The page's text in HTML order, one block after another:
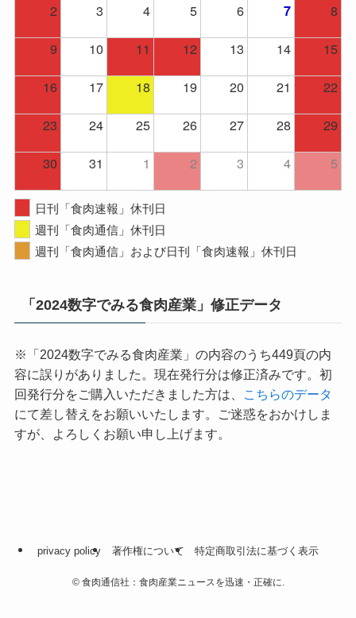
2
3 4 5 6 7
8
9
10 11 12 13 14
15
16
17 18 19 20 21
22
23
24 25 26 27 28
29
30
31 1 2 3 4 5
日刊「食肉速報」休刊日
週刊「食肉通信」休刊日
週刊「食肉通信」および日刊「食肉速報」休刊日
「2024数字でみる食肉産業」修正データ
※「2024数字でみる食肉産業」の内容のうち449頁の内
容に誤りがありました。現在発行分は修正済みです。初
回発行分をご購入いただきました方は、
こちらのデータ
にて差し替えをお願いいたします。ご迷惑をおかけしま
すが、よろしくお願い申し上げます。
privacy policy 著作権について 特定商取引法に基づく表示
©食肉通信社：食肉産業ニュースを迅速・正確に.